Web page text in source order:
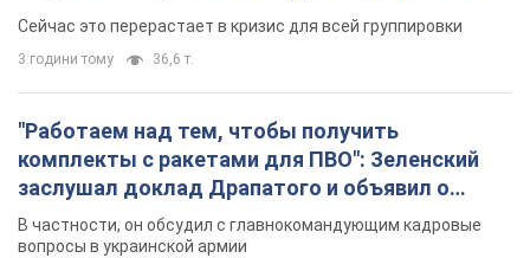
удалось
Сейчас это перерастает в кризис для всей группировки
3 години тому 36,6 т.
"Работаем над тем, чтобы получить
комплекты с ракетами для ПВО": Зеленский
заслушал доклад Драпатого и объявил о
новых мерах
В частности, он обсудил с главнокомандующим кадровые
вопросы в украинской армии